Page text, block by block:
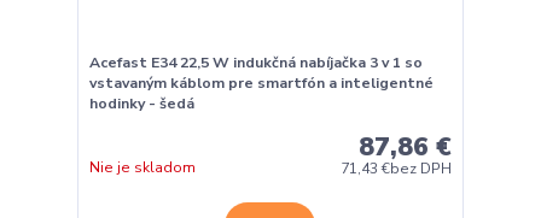
Acefast E34 22,5 W indukčná nabíjačka 3 v 1 so
vstavaným káblom pre smartfón a inteligentné
hodinky - šedá
87,86 €
71,43 €bez DPH
Nie je skladom